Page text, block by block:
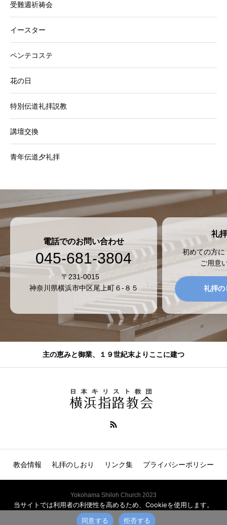
受難週祈祷会
イースター
ペンテコステ
花の日
特別伝道礼拝説教
講壇交換
青年伝道夕礼拝
電話でのお問い合わせ
045-681-3804
〒231-0015
神奈川県横浜市中区尾上町６-８５
礼
初めての方
ご用意
礼拝の
主の恵みと御業、１９世紀末よりここに建つ
教会情報 礼拝のしおり リンク集 プライバシーポリシー
Yokohama Shiloh Church 2023
当サイトでは利用者の利便性を高めるため、Cookieを使用します。
同意する
拒否する